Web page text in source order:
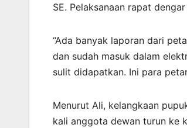
SE. Pelaksanaan rapat
“Ada banyak laporan dari
dan sudah masuk dalam
sulit didapatkan. Ini para
Menurut Ali, kelangkaan
kali anggota dewan turun ke